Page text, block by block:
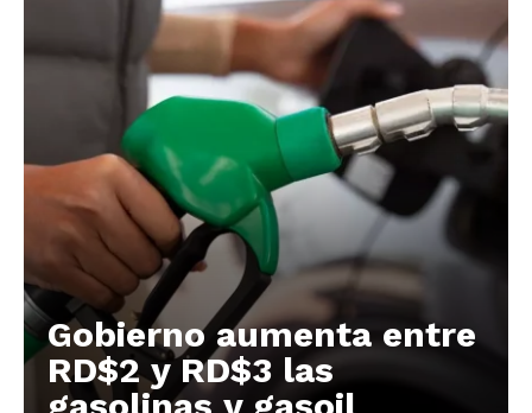
Gobierno aumenta entre
RD$2 y RD$3 las